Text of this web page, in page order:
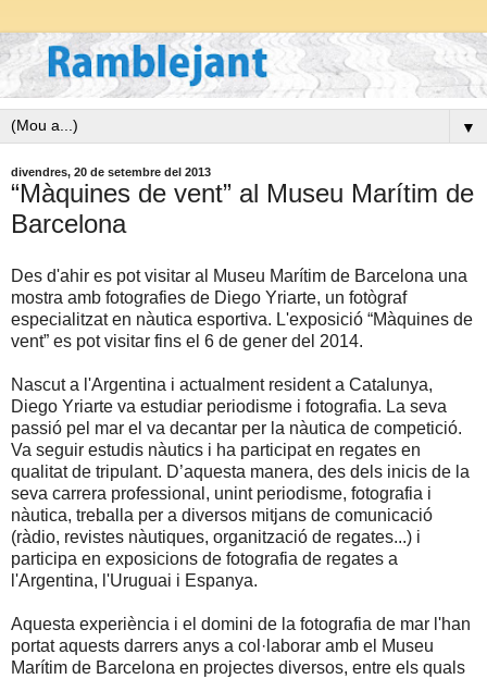
▼
divendres, 20 de setembre del 2013
“Màquines de vent” al Museu Marítim de
Barcelona
Des d'ahir es pot visitar al Museu Marítim de Barcelona una
mostra amb fotografies de Diego Yriarte, un fotògraf
especialitzat en nàutica esportiva. L'exposició “Màquines de
vent” es pot visitar fins el 6 de gener del 2014.
Nascut a l'Argentina i actualment resident a Catalunya,
Diego Yriarte va estudiar periodisme i fotografia. La seva
passió pel mar el va decantar per la nàutica de competició.
Va seguir estudis nàutics i ha participat en regates en
qualitat de tripulant. D’aquesta manera, des dels inicis de la
seva carrera professional, unint periodisme, fotografia i
nàutica, treballa per a diversos mitjans de comunicació
(ràdio, revistes nàutiques, organització de regates...) i
participa en exposicions de fotografia de regates a
l'Argentina, l'Uruguai i Espanya.
Aquesta experiència i el domini de la fotografia de mar l'han
portat aquests darrers anys a col·laborar amb el Museu
Marítim de Barcelona en projectes diversos, entre els quals